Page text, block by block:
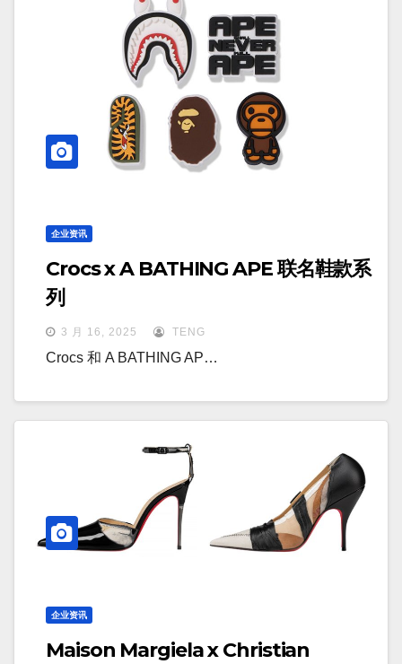
企业资讯
Crocs x A BATHING APE 联名鞋款系
列
3 月 16, 2025 TENG
Crocs 和 A BATHING AP…
企业资讯
Maison Margiela x Christian